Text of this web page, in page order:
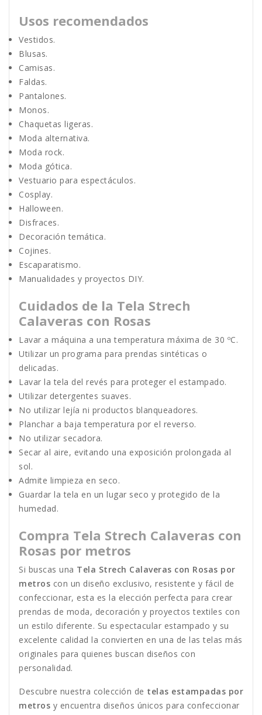
Usos recomendados
Vestidos.
Blusas.
Camisas.
Faldas.
Pantalones.
Monos.
Chaquetas ligeras.
Moda alternativa.
Moda rock.
Moda gótica.
Vestuario para espectáculos.
Cosplay.
Halloween.
Disfraces.
Decoración temática.
Cojines.
Escaparatismo.
Manualidades y proyectos DIY.
Cuidados de la Tela Strech
Calaveras con Rosas
Lavar a máquina a una temperatura máxima de 30 ºC.
Utilizar un programa para prendas sintéticas o
delicadas.
Lavar la tela del revés para proteger el estampado.
Utilizar detergentes suaves.
No utilizar lejía ni productos blanqueadores.
Planchar a baja temperatura por el reverso.
No utilizar secadora.
Secar al aire, evitando una exposición prolongada al
sol.
Admite limpieza en seco.
Guardar la tela en un lugar seco y protegido de la
humedad.
Compra Tela Strech Calaveras con
Rosas por metros
Si buscas una Tela Strech Calaveras con Rosas por
metros con un diseño exclusivo, resistente y fácil de
confeccionar, esta es la elección perfecta para crear
prendas de moda, decoración y proyectos textiles con
un estilo diferente. Su espectacular estampado y su
excelente calidad la convierten en una de las telas más
originales para quienes buscan diseños con
personalidad.
Descubre nuestra colección de telas estampadas por
metros y encuentra diseños únicos para confeccionar